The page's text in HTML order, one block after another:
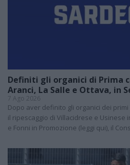
Definiti gli organici di Prima
Aranci, La Salle e Ottava, in
7 Ago 2026
Dopo aver definito gli organici dei
il ripescaggio di Villacidrese e Usinese
e Fonni in Promozione (leggi qui), il